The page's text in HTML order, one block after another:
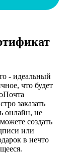
- идеальный
что будет
заказать
онлайн, не
создать
или
в нечто